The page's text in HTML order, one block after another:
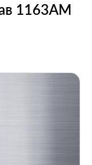
1163АМ